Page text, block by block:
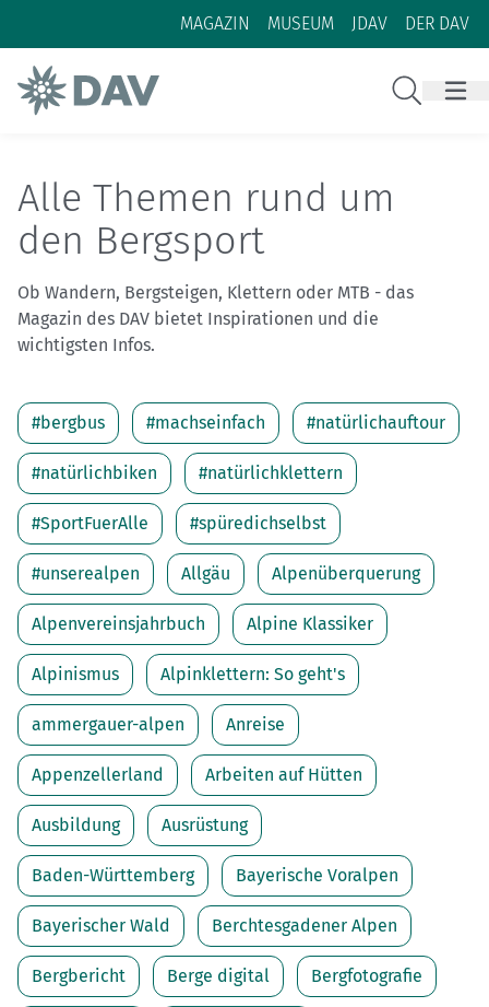
Zum Inhalt
Zur Footer-Navigation
MAGAZIN MUSEUM JDAV DER DAV
Alle Themen rund um
den Bergsport
Ob Wandern, Bergsteigen, Klettern oder MTB - das
Magazin des DAV bietet Inspirationen und die
wichtigsten Infos.
#bergbus #machseinfach #natürlichauftour
#natürlichbiken #natürlichklettern
#SportFuerAlle #spüredichselbst
#unserealpen Allgäu Alpenüberquerung
Alpenvereinsjahrbuch Alpine Klassiker
Alpinismus Alpinklettern: So geht's
ammergauer-alpen Anreise
Appenzellerland Arbeiten auf Hütten
Ausbildung Ausrüstung
Baden-Württemberg Bayerische Voralpen
Bayerischer Wald Berchtesgadener Alpen
Bergbericht Berge digital Bergfotografie